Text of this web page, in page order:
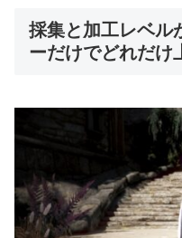
採集と加工レベル
ーだけでどれだけ